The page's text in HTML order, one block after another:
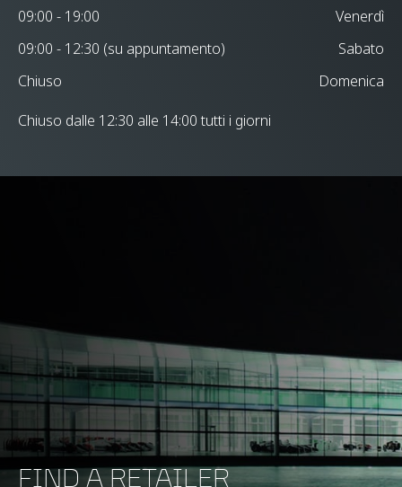
09:00 - 19:00
Venerdì
09:00 - 12:30 (su appuntamento)
Sabato
Chiuso
Domenica
Chiuso dalle 12:30 alle 14:00 tutti i giorni
FIND A RETAILER